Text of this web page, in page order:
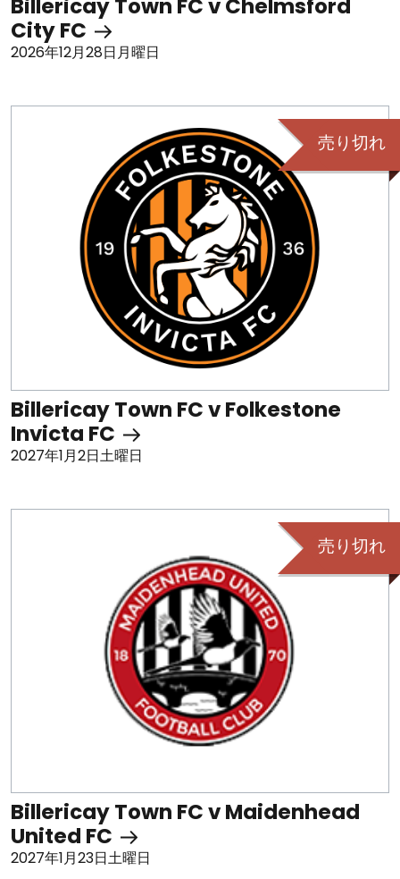
Billericay Town FC v Chelmsford
City FC
2026年12月28日月曜日
売り切れ
Billericay Town FC v Folkestone
Invicta FC
2027年1月2日土曜日
売り切れ
Billericay Town FC v Maidenhead
United FC
2027年1月23日土曜日